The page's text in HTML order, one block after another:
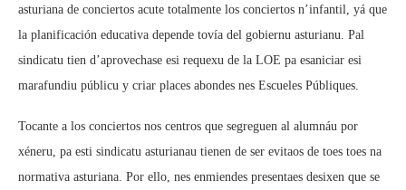
asturiana de conciertos acute totalmente los conciertos n’infantil, yá que
la planificación educativa depende tovía del gobiernu asturianu. Pal
sindicatu tien d’aprovechase esi requexu de la LOE pa esaniciar esi
marafundiu públicu y criar places abondes nes Escueles Públiques.
Tocante a los conciertos nos centros que segreguen al alumnáu por
xéneru, pa esti sindicatu asturianau tienen de ser evitaos de toes toes na
normativa asturiana. Por ello, nes enmiendes presentaes desixen que se